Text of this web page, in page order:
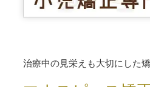
治療中の見栄えも大切にした